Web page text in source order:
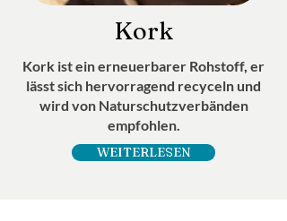
Kork
Kork ist ein erneuerbarer Rohstoff, er
lässt sich hervorragend recyceln und
wird von Naturschutzverbänden
empfohlen.
WEITERLESEN